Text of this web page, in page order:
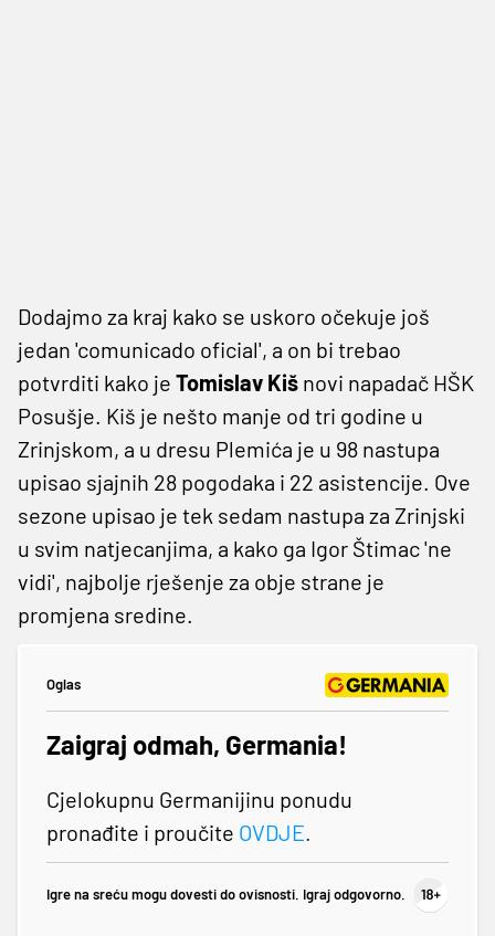
Dodajmo za kraj kako se uskoro očekuje još
jedan 'comunicado oficial', a on bi trebao
potvrditi kako je Tomislav Kiš novi napadač HŠK
Posušje. Kiš je nešto manje od tri godine u
Zrinjskom, a u dresu Plemića je u 98 nastupa
upisao sjajnih 28 pogodaka i 22 asistencije. Ove
sezone upisao je tek sedam nastupa za Zrinjski
u svim natjecanjima, a kako ga Igor Štimac 'ne
vidi', najbolje rješenje za obje strane je
promjena sredine.
Oglas
Zaigraj odmah, Germania!
Cjelokupnu Germanijinu ponudu
pronađite i proučite OVDJE.
Igre na sreću mogu dovesti do ovisnosti. Igraj odgovorno.